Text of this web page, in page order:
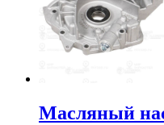
Масляный